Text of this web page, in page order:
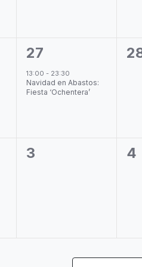
1
evento,
27
13:00- 23:30
Navidad en Abastos:
Fiesta ‘Ochentera’
0
0
3
0
4